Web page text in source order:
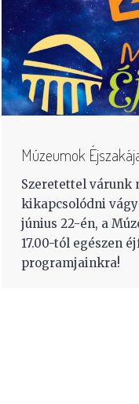
Múzeumok
Szeretettel várunk
kikapcsolódni
június 22-én, a
17.00-tól egészen
programjainkra!